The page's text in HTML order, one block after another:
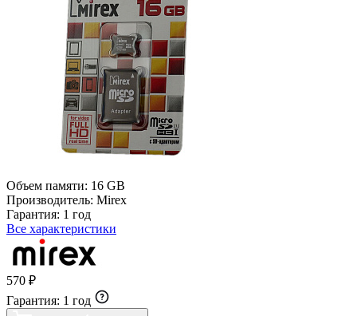
Объем памяти: 16 GB
Производитель: Mirex
Гарантия: 1 год
Все характеристики
570 ₽
Гарантия: 1 год